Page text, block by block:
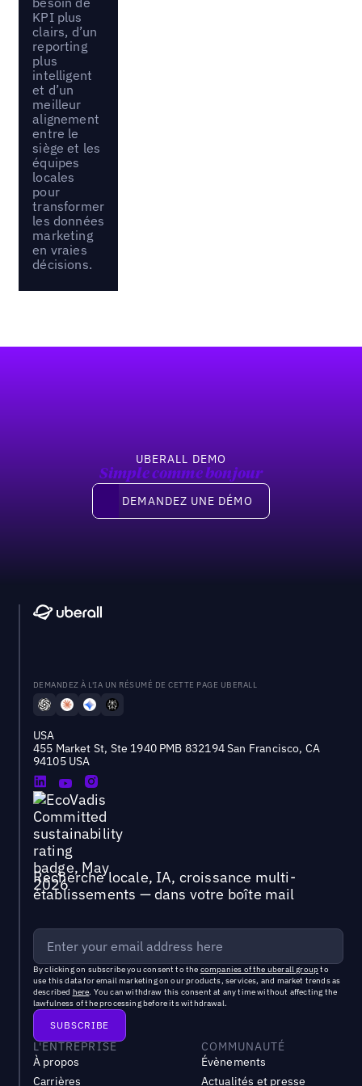
KPI plus
clairs, d’un
reporting
plus
intelligent
et d’un
meilleur
alignement
entre le
siège et les
équipes
locales
pour
transformer
les données
marketing
en vraies
décisions.
UBERALL DEMO
Simple comme bonjour
Demandez une démo
DEMANDEZ UNE DÉMO
DEMANDEZ À L'IA UN RÉSUMÉ DE CETTE PAGE UBERALL
USA
455 Market St, Ste 1940 PMB 832194 San Francisco, CA
94105 USA
Recherche locale, IA, croissance multi-
établissements — dans votre boîte mail
By clicking on subscribe you consent to the companies of the uberall groupto
use this data for email marketing on our products, services, and market trends as
described here. You can withdraw this consent at any time without affecting the
lawfulness of the processing before its withdrawal.
L'ENTREPRISE
À propos
Carrières
COMMUNAUTÉ
Évènements
Actualités et presse